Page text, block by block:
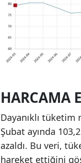
HARCAMA
Dayanıklı tüketim
Şubat ayında
azaldı. Bu veri,
hareket ettiğini